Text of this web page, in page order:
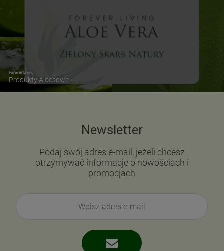
Forever Living
Produkty Aloesowe
Newsletter
Podaj swój adres e-mail, jeżeli chcesz
otrzymywać informacje o nowościach i
promocjach